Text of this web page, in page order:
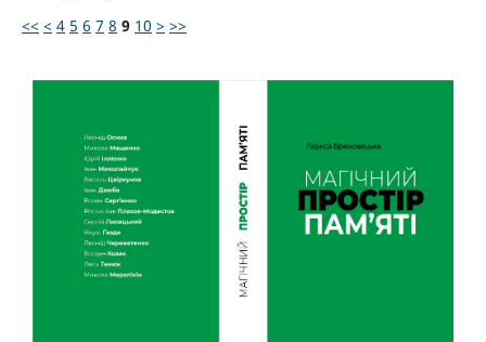
<< < 4 5 6 7 8 9 10 > >>